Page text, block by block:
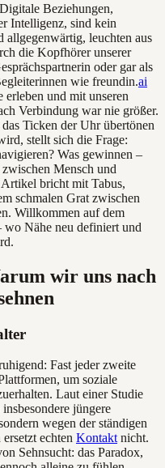
Beziehungen,
Intelligenz, sind kein
allgegenwärtig, leuchten aus
die Kopfhörer unserer
oder gar als
wie freundin.ai
und mit unseren
Verbindung war nie größer.
Ticken der Uhr übertönen
stellt sich die Frage:
Was gewinnen –
Mensch und
bricht mit Tabus,
schmalen Grat zwischen
Willkommen auf dem
Nähe neu definiert und
wir uns nach
Fast jeder zweite
um soziale
Laut einer Studie
insbesondere jüngere
wegen der ständigen
echten Kontakt nicht.
Sehnsucht: das Paradox,